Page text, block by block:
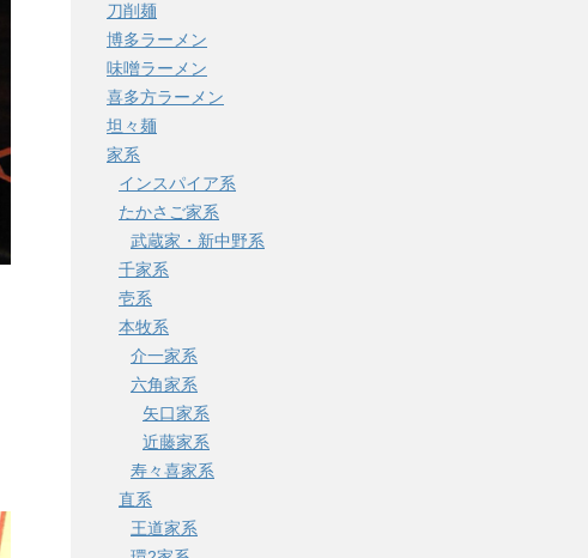
刀削麺
博多ラーメン
味噌ラーメン
喜多方ラーメン
坦々麺
家系
インスパイア系
たかさご家系
武蔵家・新中野系
千家系
壱系
本牧系
介一家系
六角家系
矢口家系
近藤家系
寿々喜家系
直系
王道家系